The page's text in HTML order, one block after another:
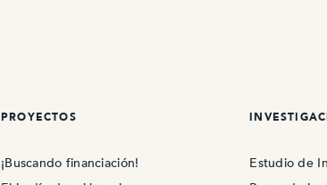
PROYECTOS
¡Buscando financiación!
Estudio de